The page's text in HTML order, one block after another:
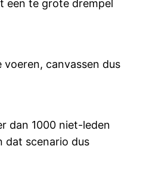
een te grote drempel
canvassen dus
dan 1000 niet-leden
dat scenario dus